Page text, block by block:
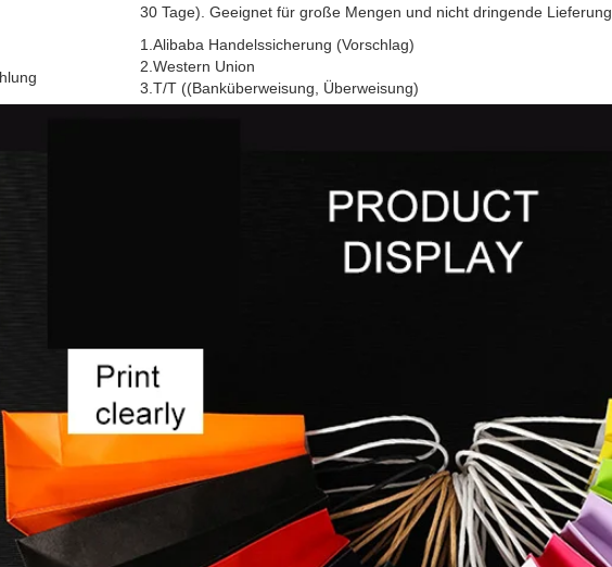
30 Tage). Geeignet für große Mengen und nicht dringende Lieferung.
1.Alibaba Handelssicherung (Vorschlag)
2.Western Union
3.T/T ((Banküberweisung, Überweisung)